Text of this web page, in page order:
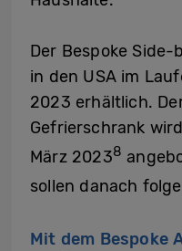
Der Bespoke
in den USA im
2023 erhältlich.
Gefrierschrank
März 20238
sollen danach
Mit dem Bespoke